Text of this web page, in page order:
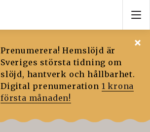
Prenumerera! Hemslöjd är
Sveriges största tidning om
slöjd, hantverk och hållbarhet.
Digital prenumeration 1 krona
första månaden!